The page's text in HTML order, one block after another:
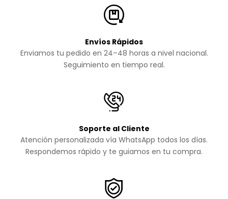
Envíos Rápidos
Enviamos tu pedido en 24–48 horas a nivel nacional.
Seguimiento en tiempo real.
Soporte al Cliente
Atención personalizada vía WhatsApp todos los días.
Respondemos rápido y te guiamos en tu compra.